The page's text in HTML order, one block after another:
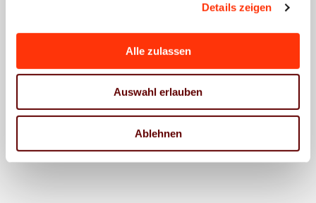
Details zeigen
Alle zulassen
Auswahl erlauben
Ablehnen
Quartal
November
Quartal
2025
01.
September
1.
Quartal
2025
09. Juli